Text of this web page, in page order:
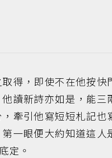
得，即使不在他按快
讀新詩亦如是，能三
牽引他寫短短札記也
一眼便大約知道這人
定。